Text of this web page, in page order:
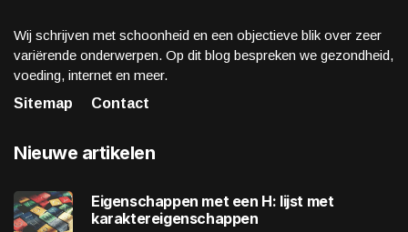
Wij schrijven met schoonheid en een objectieve blik over zeer
variërende onderwerpen. Op dit blog bespreken we gezondheid,
voeding, internet en meer.
Sitemap
Contact
Nieuwe artikelen
Eigenschappen met een H: lijst met
karaktereigenschappen